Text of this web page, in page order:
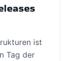
ist
Tag der